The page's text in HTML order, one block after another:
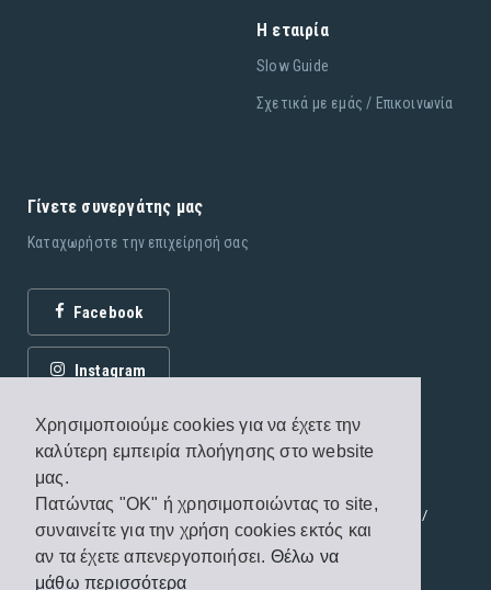
Χρησιμοποιούμε cookies για να έχετε την
καλύτερη εμπειρία πλοήγησης στο website
μας.
Πατώντας "OK" ή χρησιμοποιώντας το site,
συναινείτε για την χρήση cookies εκτός και
αν τα έχετε απενεργοποιήσει. Θέλω να
μάθω περισσότερα
Η εταιρία
Slow Guide
Σχετικά με εμάς / Επικοινωνία
Γίνετε συνεργάτης μας
Καταχωρήστε την επιχείρησή σας
Facebook
Instagram
© 2026 Εκδόσεις Fagottobooks. All rights reserved. /
Όροι χρήσης
/ Πολιτική προστασίας